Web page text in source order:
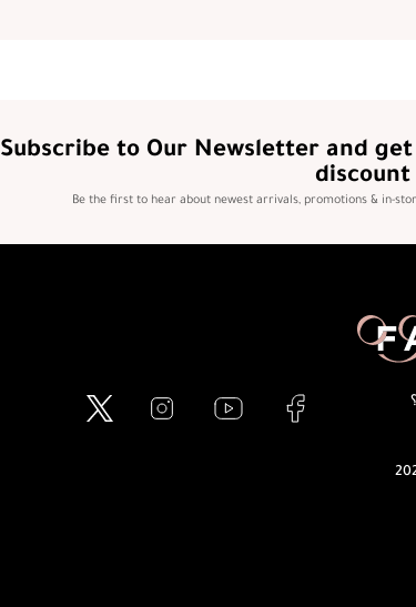
Subscribe to Our Newsletter and get
Be the first to hear about newest arrivals, promotions & in-